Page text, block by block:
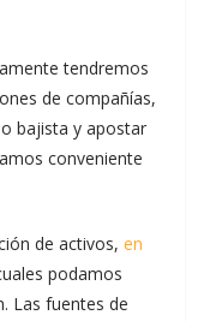
tendremos
de compañías,
bajista y apostar
conveniente
de activos, en
podamos
Las fuentes de